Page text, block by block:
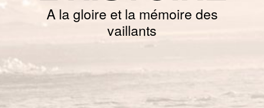
A la gloire et la mémoire des
vaillants